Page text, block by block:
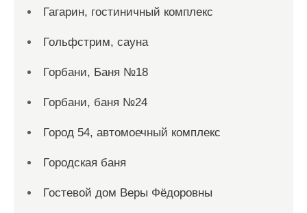
Гагарин, гостиничный комплекс
Гольфстрим, сауна
Горбани, Баня №18
Горбани, баня №24
Город 54, автомоечный комплекс
Городская баня
Гостевой дом Веры Фёдоровны